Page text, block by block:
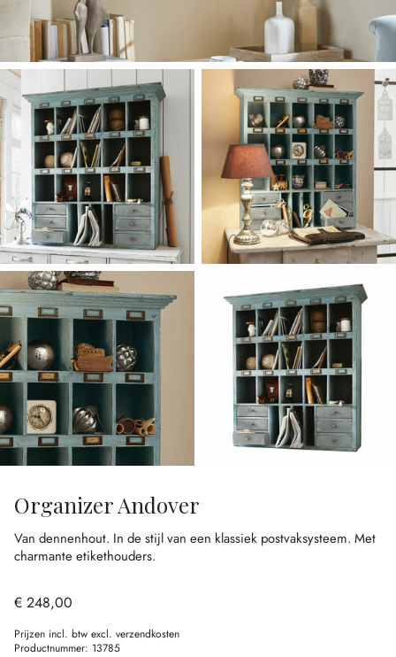
Organizer Andover
Van dennenhout. In de stijl van een klassiek postvaksysteem. Met
charmante etikethouders.
€ 248,00
Prijzen incl. btw excl. verzendkosten
Productnummer: 13785